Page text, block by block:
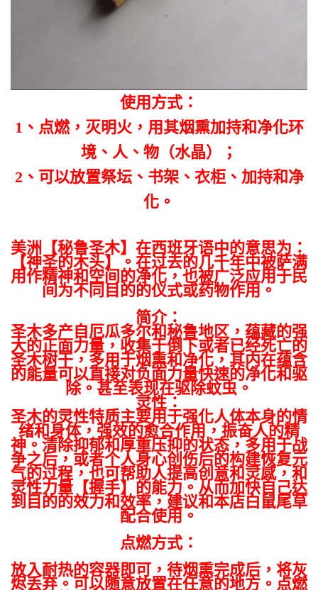
使用方式：
1、点燃，灭明火，用其烟熏加持和净化环
境、人、物（水晶）；
2、可以放置祭坛、书架、衣柜、加持和净
化。
美洲【秘鲁圣木】在西班牙语中的意思为：
【神圣的木头】。在过去的几千年中被萨满
用作精神和空间的净化，也被广泛应用于民
间为不同目的的仪式或药物作用。
简介：
圣木多产自厄瓜多尔和秘鲁地区，蕴藏的强
大的正面力量，收集于倒下或者已经死亡的
圣木树干，多用于烟熏和净化，其内在蕴含
的能量可以直接对负面力量快速的净化和驱
除。甚至表现在驱除蚊虫。
灵性：
圣木的灵性特质主要用于强化人体本身的情
绪和身体，强效的愈合作用，振奋人的精
神。清除抑郁和厚重压抑的状态，多用于战
争之后，或者个人身心创伤后的构建恢复元
气的过程，也可帮助人提高创意和灵感，和
灵性力量【握手】的能力。从而加快自己达
到目的的效力和效率，建议和本店白鼠尾草
配合使用。
点燃方式：
放入耐热的容器即可，待烟熏完成后，将灰
烬丢弃。可以随意放置在任意的地方。点燃